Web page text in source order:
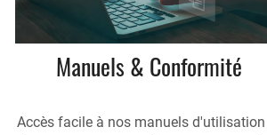
Manuels & Conformité
Accès facile à nos manuels